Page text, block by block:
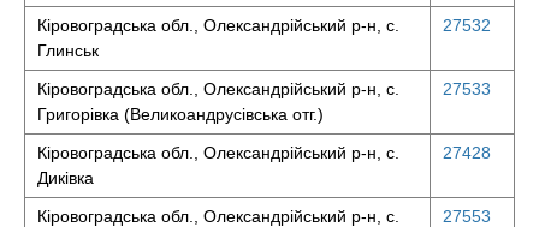
Кіровоградська обл., Олександрійський р-н, с.
Глинськ
27532
Кіровоградська обл., Олександрійський р-н, с.
Григорівка (Великоандрусівська отг.)
27533
Кіровоградська обл., Олександрійський р-н, с.
Диківка
27428
Кіровоградська обл., Олександрійський р-н, с.
27553